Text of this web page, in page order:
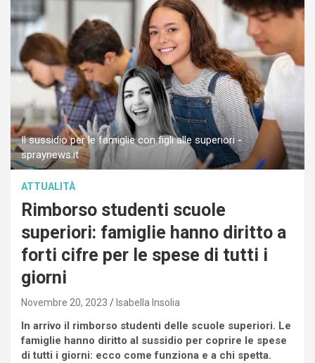
Il sussidio per le famiglie con figli alle superiori -
spraynews.it
ATTUALITÀ
Rimborso studenti scuole
superiori: famiglie hanno diritto a
forti cifre per le spese di tutti i
giorni
Novembre 20, 2023 Isabella Insolia
In arrivo il rimborso studenti delle scuole superiori. Le
famiglie hanno diritto al sussidio per coprire le spese
di tutti i giorni: ecco come funziona e a chi spetta.